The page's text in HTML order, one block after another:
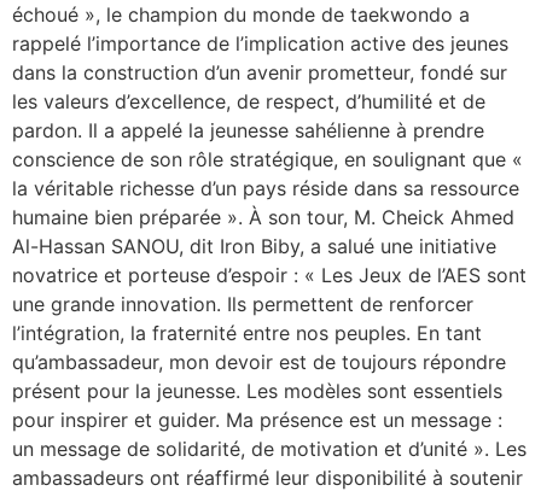
échoué », le champion du monde de taekwondo a
rappelé l’importance de l’implication active des jeunes
dans la construction d’un avenir prometteur, fondé sur
les valeurs d’excellence, de respect, d’humilité et de
pardon. Il a appelé la jeunesse sahélienne à prendre
conscience de son rôle stratégique, en soulignant que «
la véritable richesse d’un pays réside dans sa ressource
humaine bien préparée ». À son tour, M. Cheick Ahmed
Al-Hassan SANOU, dit Iron Biby, a salué une initiative
novatrice et porteuse d’espoir : « Les Jeux de l’AES sont
une grande innovation. Ils permettent de renforcer
l’intégration, la fraternité entre nos peuples. En tant
qu’ambassadeur, mon devoir est de toujours répondre
présent pour la jeunesse. Les modèles sont essentiels
pour inspirer et guider. Ma présence est un message :
un message de solidarité, de motivation et d’unité ». Les
ambassadeurs ont réaffirmé leur disponibilité à soutenir